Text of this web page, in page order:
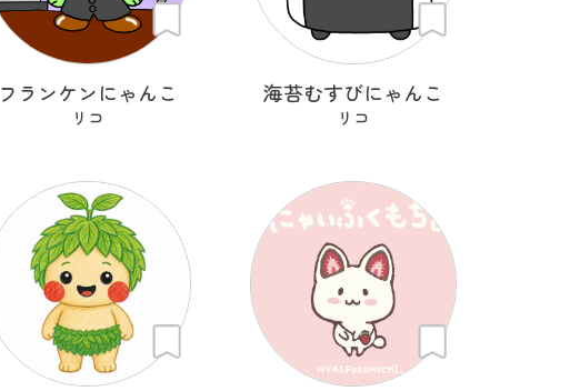
フランケンにゃんこ
リコ
海苔むすびにゃんこ
リコ